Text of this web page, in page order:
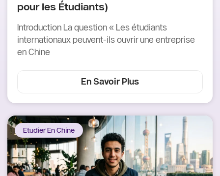
pour les Étudiants)
Introduction La question « Les étudiants
internationaux peuvent-ils ouvrir une entreprise
en Chine
En Savoir Plus
Etudier En Chine